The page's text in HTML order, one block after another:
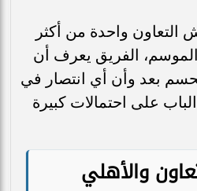
التعاون واحدة من أكثر
الفريق يعرف أن
بعد وأن أي انتصار في
على احتمالات كبيرة
والأهلي